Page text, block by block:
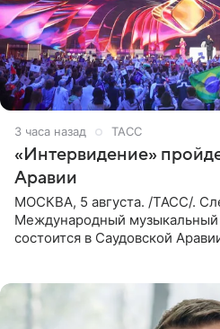
3 часа назад ТАСС
«Интервидение»
Аравии
МОСКВА, 5 августа. /ТАСС/.
Международный музыкальный
состоится в Саудовской